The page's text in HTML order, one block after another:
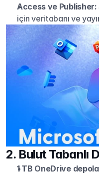
Access ve Publisher:
için veritabanı ve
2. Bulut Tabanlı
1 TB OneDrive